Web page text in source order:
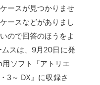
ースが見つかりませ
ースなどがありまし
ので回答のほうをよ
スは、9月20日に発
ソフト『アトリエ
3～ DX』に収録さ